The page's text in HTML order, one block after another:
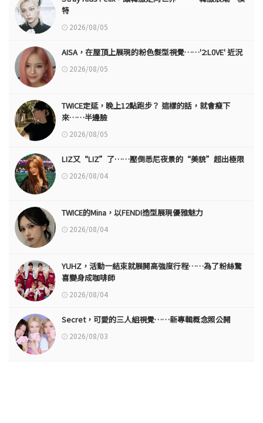
特
2026/08/05
AISA，在屋頂上展現的粉色髮型視覺……'2:L0VE' 近況
2026/08/05
TWICE定延，晚上12點跑步？ 這樣的話，就會瘦下
來……半邊臉
2026/08/05
LIZ又“LIZ”了……壓倒悉尼夜景的“美貌”超出極限
2026/08/04
TWICE的Mina，以FENDI造型展現優雅魅力
2026/08/04
YUHZ，活動一結束就展開高強度行程……為了粉絲驚
喜變身成咖啡師
2026/08/04
Secret，可愛的三人組視覺……新專輯概念照公開
2026/08/03